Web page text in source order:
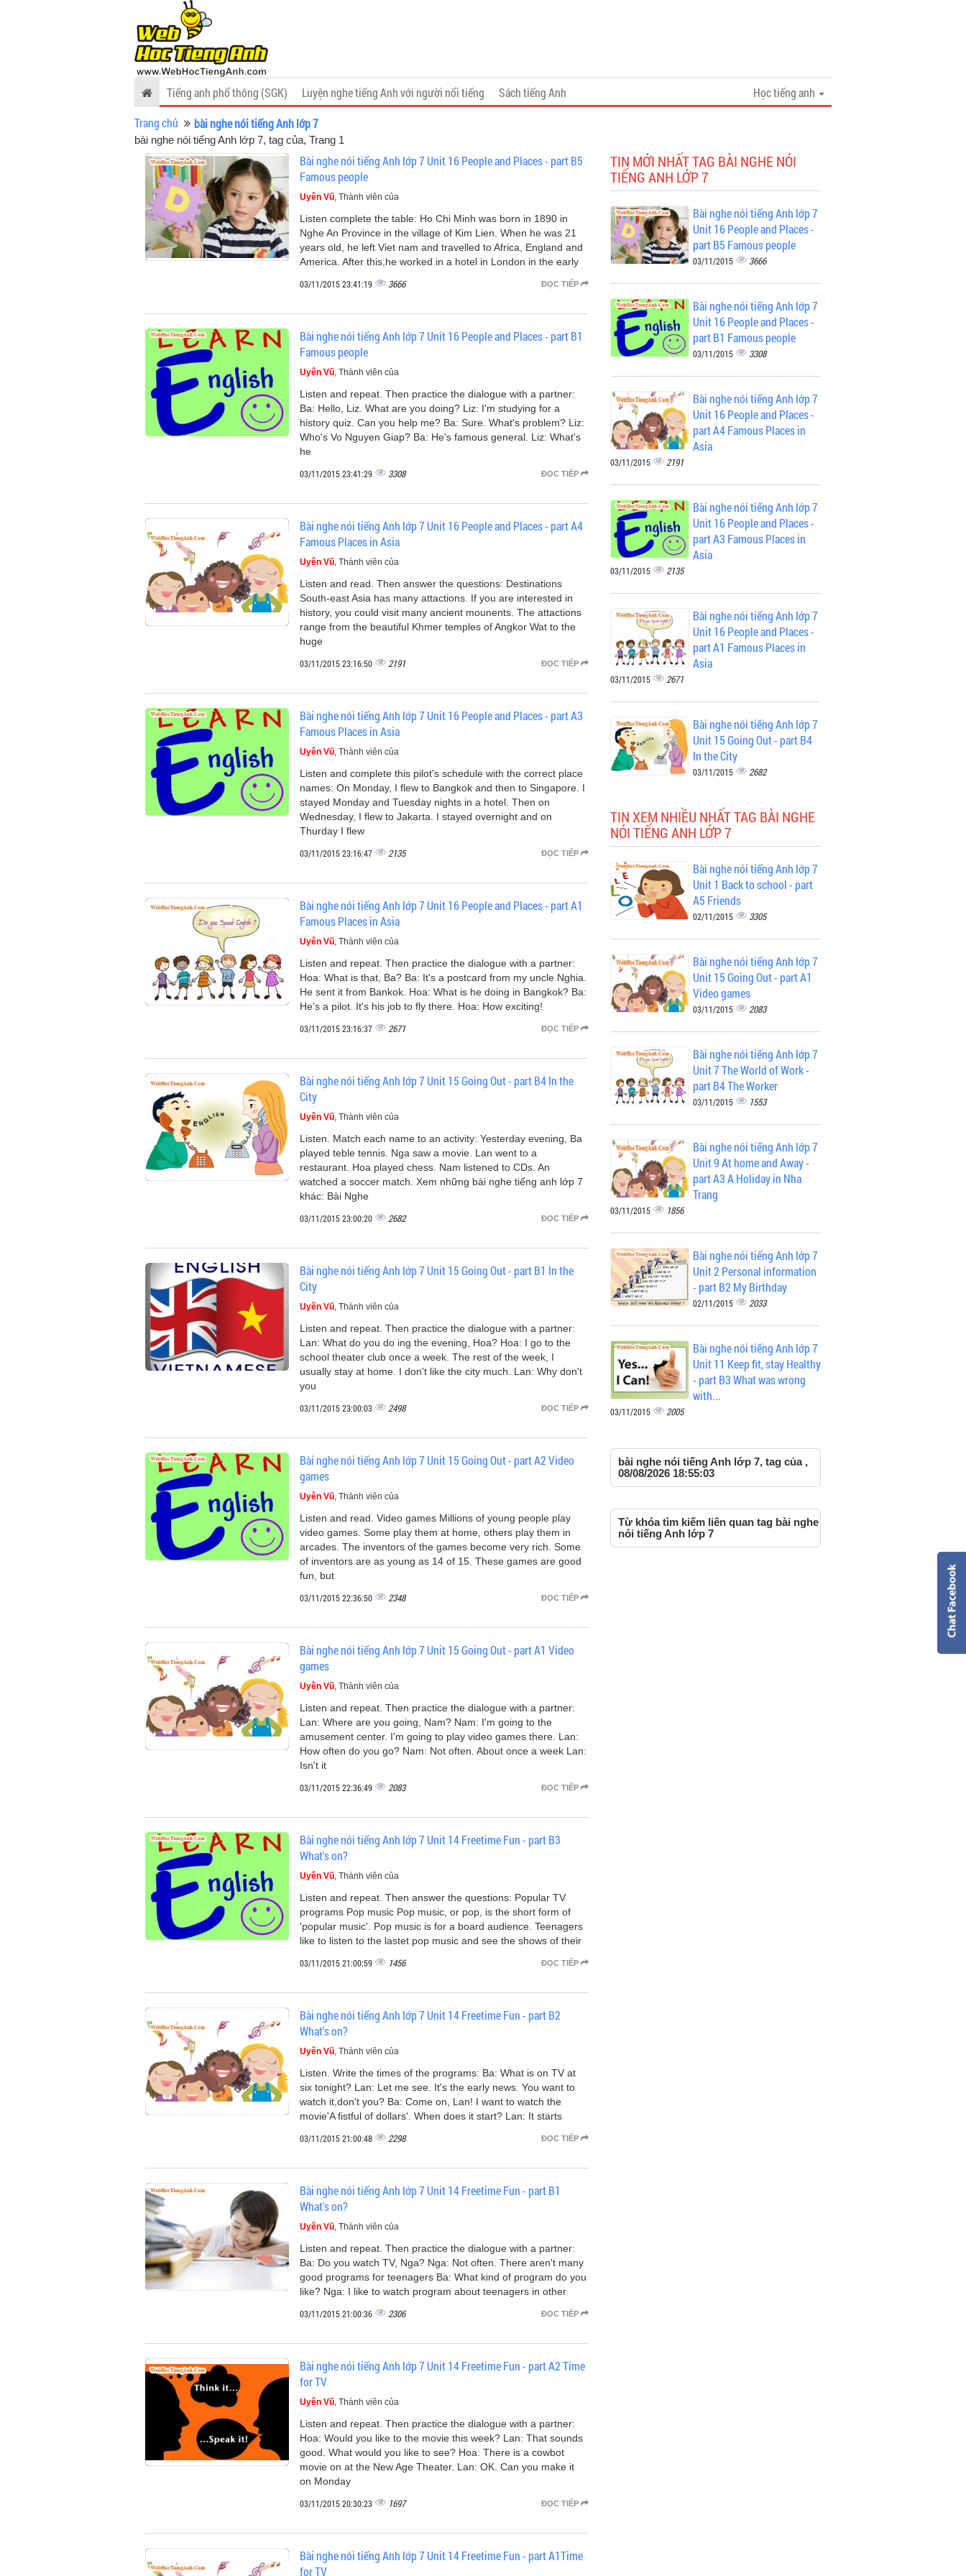
Tiếng anh phổ thông (SGK) Luyện nghe tiếng Anh với người nổi tiếng Sách tiếng Anh
Học tiếng anh
Trang chủ
bài nghe nói tiếng Anh lớp 7
bài nghe nói tiếng Anh lớp 7, tag của, Trang 1
Bài nghe nói tiếng Anh lớp 7 Unit 16 People and Places - part B5
Famous people
Uyên Vũ, Thành viên của
Listen complete the table: Ho Chi Minh was born in 1890 in
Nghe An Province in the village of Kim Lien. When he was 21
years old, he left Viet nam and travelled to Africa, England and
America. After this,he worked in a hotel in London in the early
ĐỌC TIẾP
03/11/2015 23:41:19 3666
Bài nghe nói tiếng Anh lớp 7 Unit 16 People and Places - part B1
Famous people
Uyên Vũ, Thành viên của
Listen and repeat. Then practice the dialogue with a partner:
Ba: Hello, Liz. What are you doing? Liz: I'm studying for a
history quiz. Can you help me? Ba: Sure. What's problem? Liz:
Who's Vo Nguyen Giap? Ba: He's famous general. Liz: What's
he
ĐỌC TIẾP
03/11/2015 23:41:29 3308
Bài nghe nói tiếng Anh lớp 7 Unit 16 People and Places - part A4
Famous Places in Asia
Uyên Vũ, Thành viên của
Listen and read. Then answer the questions: Destinations
South-east Asia has many attactions. If you are interested in
history, you could visit many ancient mounents. The attactions
range from the beautiful Khmer temples of Angkor Wat to the
huge
ĐỌC TIẾP
03/11/2015 23:16:50 2191
Bài nghe nói tiếng Anh lớp 7 Unit 16 People and Places - part A3
Famous Places in Asia
Uyên Vũ, Thành viên của
Listen and complete this pilot's schedule with the correct place
names: On Monday, I flew to Bangkok and then to Singapore. I
stayed Monday and Tuesday nights in a hotel. Then on
Wednesday, I flew to Jakarta. I stayed overnight and on
Thurday I flew
ĐỌC TIẾP
03/11/2015 23:16:47 2135
Bài nghe nói tiếng Anh lớp 7 Unit 16 People and Places - part A1
Famous Places in Asia
Uyên Vũ, Thành viên của
Listen and repeat. Then practice the dialogue with a partner:
Hoa: What is that, Ba? Ba: It's a postcard from my uncle Nghia.
He sent it from Bankok. Hoa: What is he doing in Bangkok? Ba:
He's a pilot. It's his job to fly there. Hoa: How exciting!
ĐỌC TIẾP
03/11/2015 23:16:37 2671
Bài nghe nói tiếng Anh lớp 7 Unit 15 Going Out - part B4 In the
City
Uyên Vũ, Thành viên của
Listen. Match each name to an activity: Yesterday evening, Ba
played teble tennis. Nga saw a movie. Lan went to a
restaurant. Hoa played chess. Nam listened to CDs. An
watched a soccer match. Xem những bài nghe tiếng anh lớp 7
khác: Bài Nghe
ĐỌC TIẾP
03/11/2015 23:00:20 2682
Bài nghe nói tiếng Anh lớp 7 Unit 15 Going Out - part B1 In the
City
Uyên Vũ, Thành viên của
Listen and repeat. Then practice the dialogue with a partner:
Lan: What do you do ing the evening, Hoa? Hoa: I go to the
school theater club once a week. The rest of the week, I
usually stay at home. I don't like the city much. Lan: Why don't
you
ĐỌC TIẾP
03/11/2015 23:00:03 2498
Bài nghe nói tiếng Anh lớp 7 Unit 15 Going Out - part A2 Video
games
Uyên Vũ, Thành viên của
Listen and read. Video games Millions of young people play
video games. Some play them at home, others play them in
arcades. The inventors of the games become very rich. Some
of inventors are as young as 14 of 15. These games are good
fun, but
ĐỌC TIẾP
03/11/2015 22:36:50 2348
Bài nghe nói tiếng Anh lớp 7 Unit 15 Going Out - part A1 Video
games
Uyên Vũ, Thành viên của
Listen and repeat. Then practice the dialogue with a partner:
Lan: Where are you going, Nam? Nam: I'm going to the
amusement center. I'm going to play video games there. Lan:
How often do you go? Nam: Not often. About once a week Lan:
Isn't it
ĐỌC TIẾP
03/11/2015 22:36:49 2083
Bài nghe nói tiếng Anh lớp 7 Unit 14 Freetime Fun - part B3
What's on?
Uyên Vũ, Thành viên của
Listen and repeat. Then answer the questions: Popular TV
programs Pop music Pop music, or pop, is the short form of
'popular music'. Pop music is for a board audience. Teenagers
like to listen to the lastet pop music and see the shows of their
ĐỌC TIẾP
03/11/2015 21:00:59 1456
Bài nghe nói tiếng Anh lớp 7 Unit 14 Freetime Fun - part B2
What's on?
Uyên Vũ, Thành viên của
Listen. Write the times of the programs: Ba: What is on TV at
six tonight? Lan: Let me see. It's the early news. You want to
watch it,don't you? Ba: Come on, Lan! I want to watch the
movie'A fistful of dollars'. When does it start? Lan: It starts
ĐỌC TIẾP
03/11/2015 21:00:48 2298
Bài nghe nói tiếng Anh lớp 7 Unit 14 Freetime Fun - part B1
What's on?
Uyên Vũ, Thành viên của
Listen and repeat. Then practice the dialogue with a partner:
Ba: Do you watch TV, Nga? Nga: Not often. There aren't many
good programs for teenagers Ba: What kind of program do you
like? Nga: I like to watch program about teenagers in other
ĐỌC TIẾP
03/11/2015 21:00:36 2306
Bài nghe nói tiếng Anh lớp 7 Unit 14 Freetime Fun - part A2 Time
for TV
Uyên Vũ, Thành viên của
Listen and repeat. Then practice the dialogue with a partner:
Hoa: Would you like to the movie this week? Lan: That sounds
good. What would you like to see? Hoa: There is a cowbot
movie on at the New Age Theater. Lan: OK. Can you make it
on Monday
ĐỌC TIẾP
03/11/2015 20:30:23 1697
Bài nghe nói tiếng Anh lớp 7 Unit 14 Freetime Fun - part A1Time
for TV
TIN MỚI NHẤT TAG BÀI NGHE NÓI
TIẾNG ANH LỚP 7
Bài nghe nói tiếng Anh lớp 7
Unit 16 People and Places -
part B5 Famous people
03/11/2015 3666
Bài nghe nói tiếng Anh lớp 7
Unit 16 People and Places -
part B1 Famous people
03/11/2015 3308
Bài nghe nói tiếng Anh lớp 7
Unit 16 People and Places -
part A4 Famous Places in
Asia
03/11/2015 2191
Bài nghe nói tiếng Anh lớp 7
Unit 16 People and Places -
part A3 Famous Places in
Asia
03/11/2015 2135
Bài nghe nói tiếng Anh lớp 7
Unit 16 People and Places -
part A1 Famous Places in
Asia
03/11/2015 2671
Bài nghe nói tiếng Anh lớp 7
Unit 15 Going Out - part B4
In the City
03/11/2015 2682
TIN XEM NHIỀU NHẤT TAG BÀI NGHE
NÓI TIẾNG ANH LỚP 7
Bài nghe nói tiếng Anh lớp 7
Unit 1 Back to school - part
A5 Friends
02/11/2015 3305
Bài nghe nói tiếng Anh lớp 7
Unit 15 Going Out - part A1
Video games
03/11/2015 2083
Bài nghe nói tiếng Anh lớp 7
Unit 7 The World of Work -
part B4 The Worker
03/11/2015 1553
Bài nghe nói tiếng Anh lớp 7
Unit 9 At home and Away -
part A3 A Holiday in Nha
Trang
03/11/2015 1856
Bài nghe nói tiếng Anh lớp 7
Unit 2 Personal information
- part B2 My Birthday
02/11/2015 2033
Bài nghe nói tiếng Anh lớp 7
Unit 11 Keep fit, stay Healthy
- part B3 What was wrong
with...
03/11/2015 2005
bài nghe nói tiếng Anh lớp 7, tag của ,
08/08/2026 18:55:03
Từ khóa tìm kiếm liên quan tag bài nghe
nói tiếng Anh lớp 7